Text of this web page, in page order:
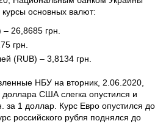
основных валют:
26,8685 грн.
грн.
(RUB) – 3,8134 грн.
НБУ на вторник, 2.06.2020,
доллара США слегка опустился и
за 1 доллар. Курс Евро опустился до
российского рубля поднялся до